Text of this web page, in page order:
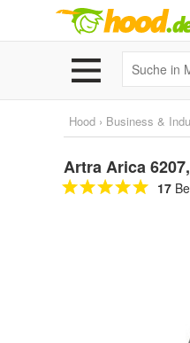
Hood › Business &
Artra Arica
17